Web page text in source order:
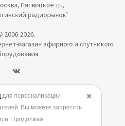
Пятницкое ш.,
радиорынок"
2006-2026.
магазин эфирного и спутникого
персональных данных
данных
✖️
для персонализации
Вы можете запретить
Продолжая